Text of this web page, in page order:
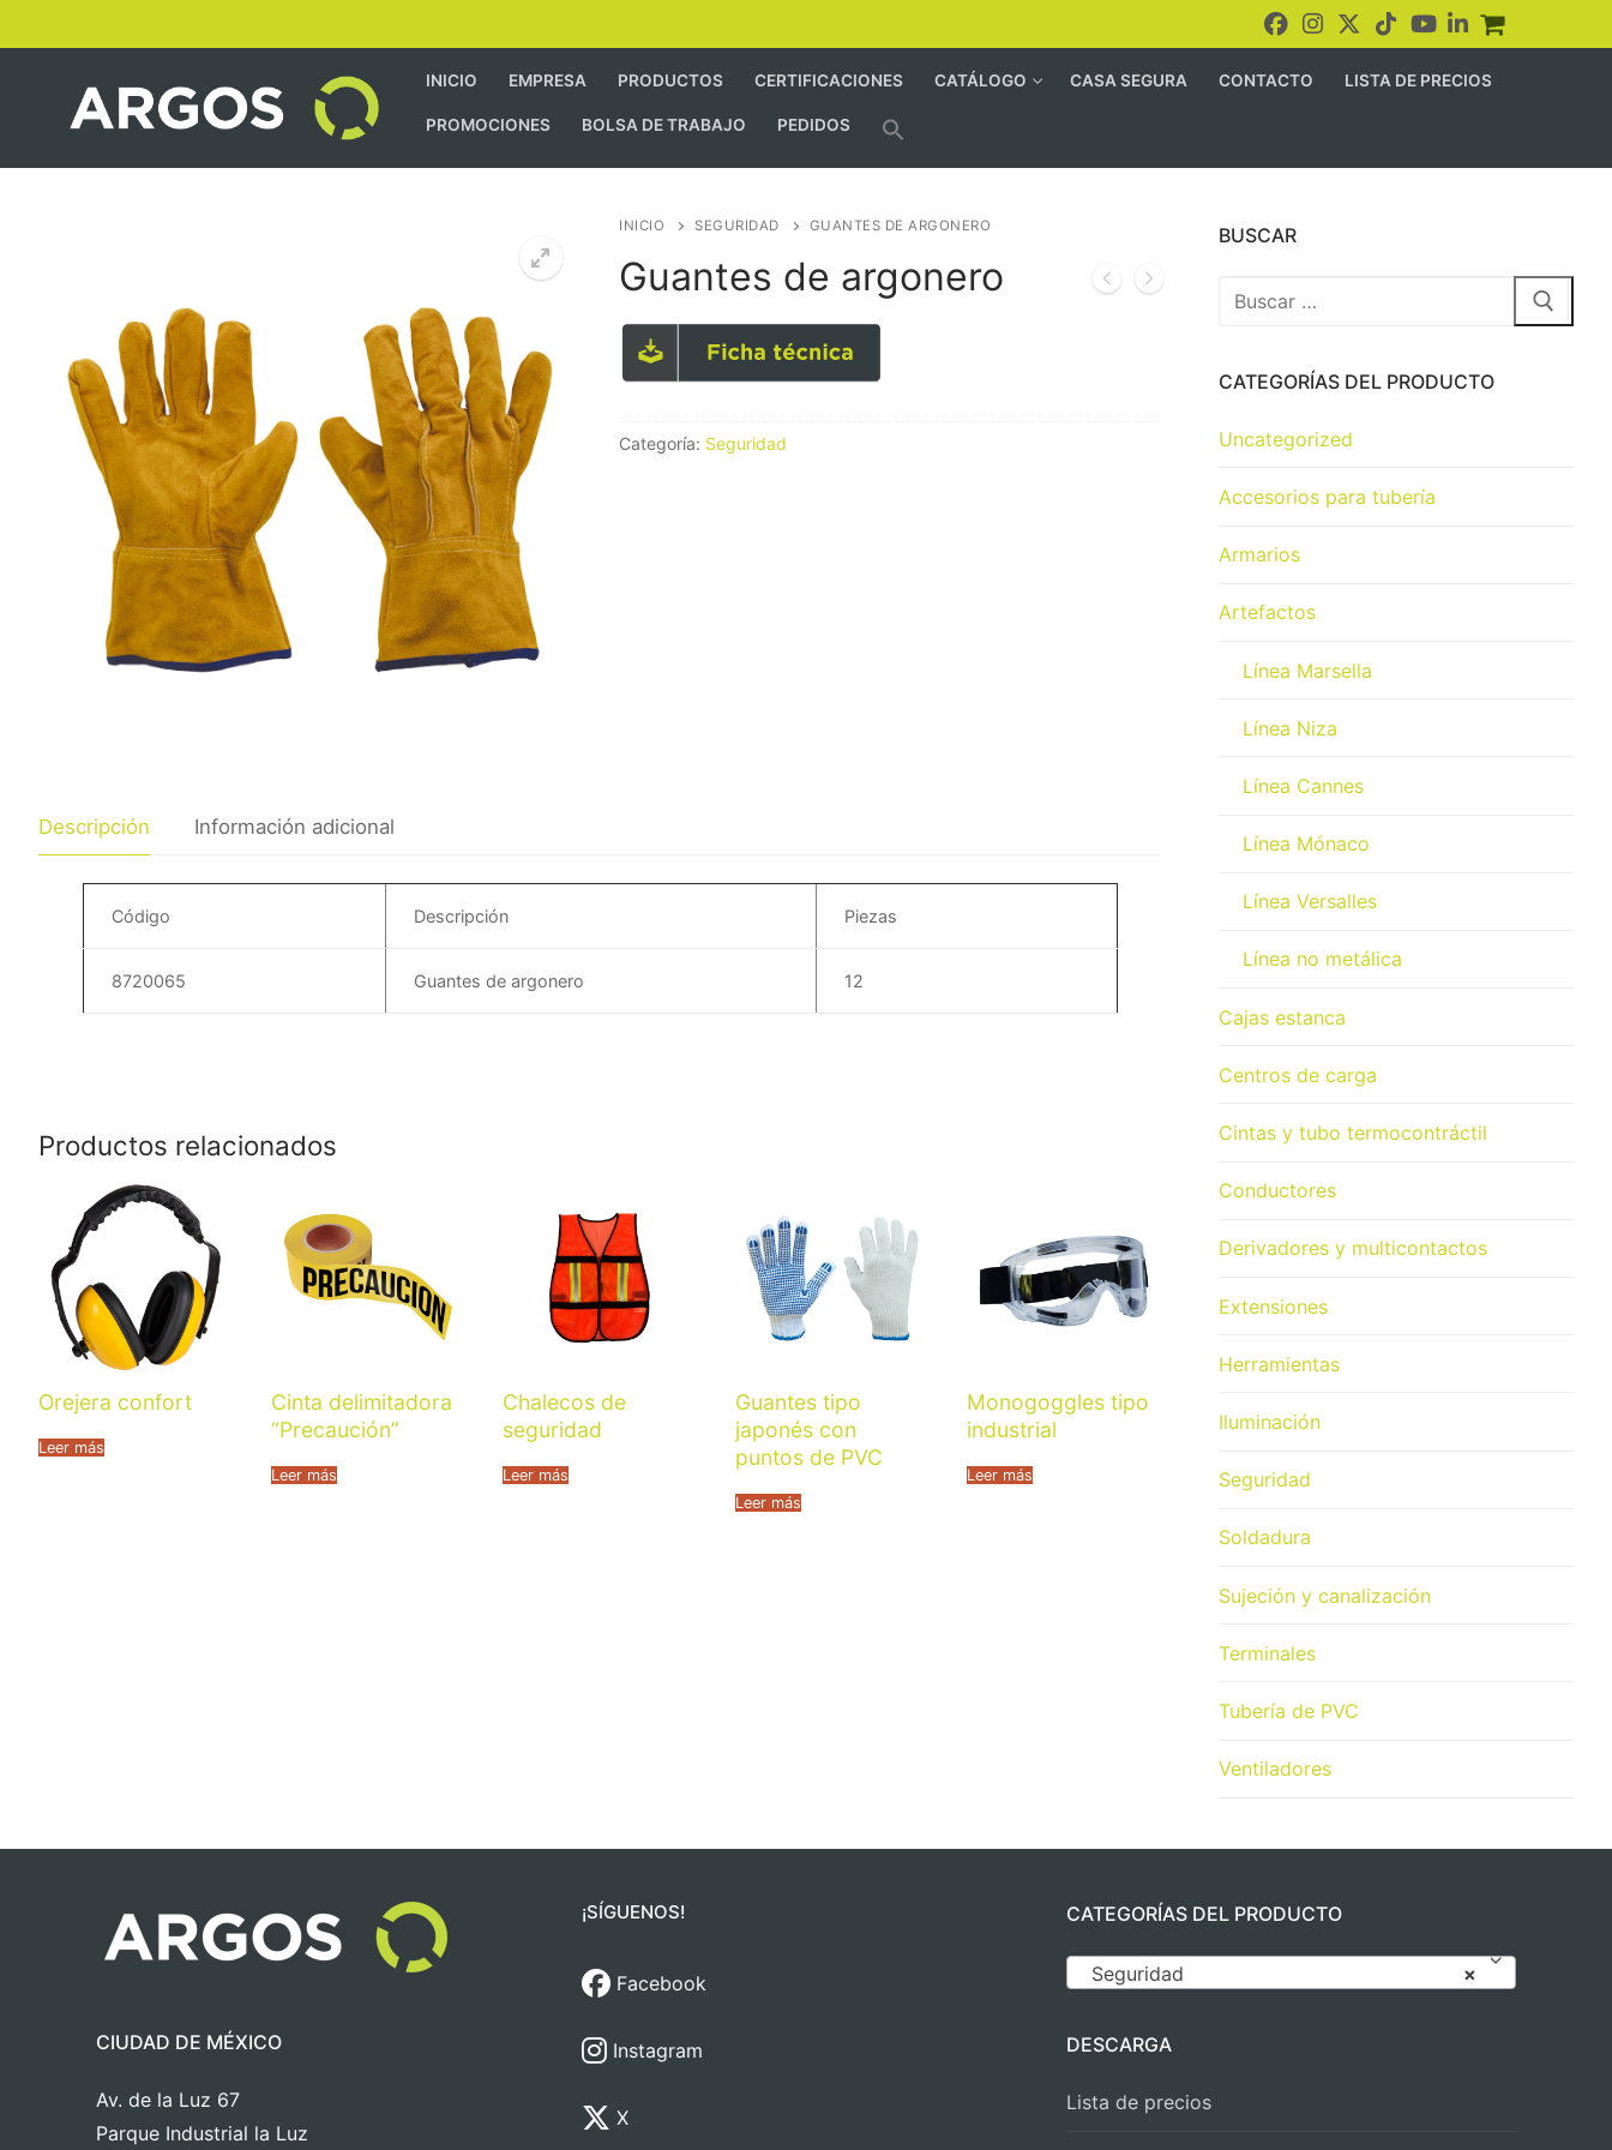
INICIO EMPRESA PRODUCTOS CERTIFICACIONES CATÁLOGO CASA SEGURA CONTACTO LISTA DE PRECIOS
PROMOCIONES BOLSA DE TRABAJO PEDIDOS
INICIO SEGURIDAD GUANTES DE ARGONERO
Guantes de argonero
Categoría: Seguridad
Descripción Información adicional
Código Descripción Piezas
8720065 Guantes de argonero 12
Productos relacionados
Orejera confort
Leer más
Cinta delimitadora
“Precaución”
Leer más
Chalecos de
seguridad
Leer más
Guantes tipo
japonés con
puntos de PVC
Leer más
Monogoggles tipo
industrial
Leer más
BUSCAR
CATEGORÍAS DEL PRODUCTO
Uncategorized
Accesorios para tubería
Armarios
Artefactos
Línea Marsella
Línea Niza
Línea Cannes
Línea Mónaco
Línea Versalles
Línea no metálica
Cajas estanca
Centros de carga
Cintas y tubo termocontráctil
Conductores
Derivadores y multicontactos
Extensiones
Herramientas
Iluminación
Seguridad
Soldadura
Sujeción y canalización
Terminales
Tubería de PVC
Ventiladores
CIUDAD DE MÉXICO
Av. de la Luz 67
Parque Industrial la Luz
¡SÍGUENOS!
Facebook
Instagram
X
CATEGORÍAS DEL PRODUCTO
×
Seguridad
DESCARGA
Lista de precios